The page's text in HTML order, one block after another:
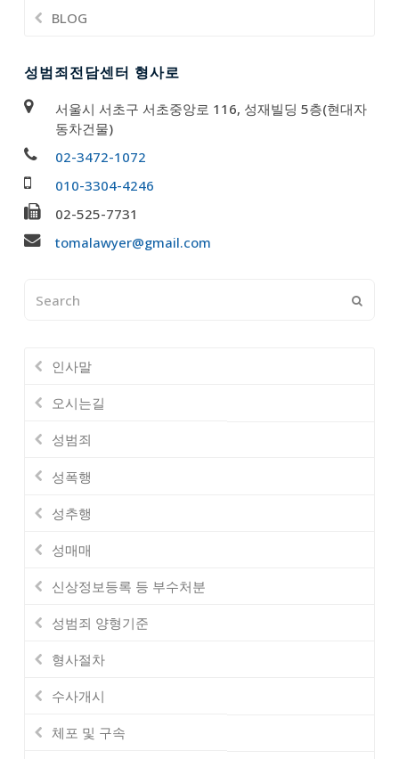
BLOG
성범죄전담센터 형사로
서울시 서초구 서초중앙로 116, 성재빌딩 5층(현대자
동차건물)
02-3472-1072
010-3304-4246
02-525-7731
tomalawyer@gmail.com
인사말
오시는길
성범죄
성폭행
성추행
성매매
신상정보등록 등 부수처분
성범죄 양형기준
형사절차
수사개시
체포 및 구속